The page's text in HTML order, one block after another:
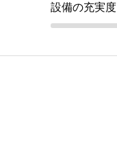
設備の充実度